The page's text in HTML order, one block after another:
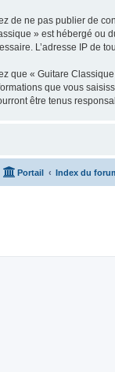
de ne pas publier de
» est hébergé ou
L’adresse IP de
que « Guitare
que vous
être tenus
Portail Index du